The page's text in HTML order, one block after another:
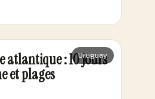
Uruguay
atlantique : 10 jours
et plages